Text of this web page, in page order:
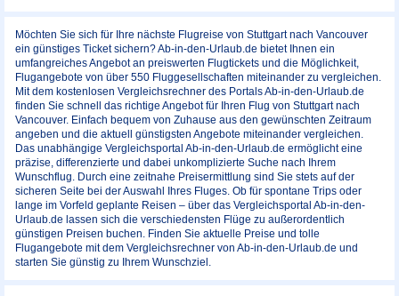
Möchten Sie sich für Ihre nächste Flugreise von Stuttgart nach Vancouver
ein günstiges Ticket sichern? Ab-in-den-Urlaub.de bietet Ihnen ein
umfangreiches Angebot an preiswerten Flugtickets und die Möglichkeit,
Flugangebote von über 550 Fluggesellschaften miteinander zu vergleichen.
Mit dem kostenlosen Vergleichsrechner des Portals Ab-in-den-Urlaub.de
finden Sie schnell das richtige Angebot für Ihren Flug von Stuttgart nach
Vancouver. Einfach bequem von Zuhause aus den gewünschten Zeitraum
angeben und die aktuell günstigsten Angebote miteinander vergleichen.
Das unabhängige Vergleichsportal Ab-in-den-Urlaub.de ermöglicht eine
präzise, differenzierte und dabei unkomplizierte Suche nach Ihrem
Wunschflug. Durch eine zeitnahe Preisermittlung sind Sie stets auf der
sicheren Seite bei der Auswahl Ihres Fluges. Ob für spontane Trips oder
lange im Vorfeld geplante Reisen – über das Vergleichsportal Ab-in-den-
Urlaub.de lassen sich die verschiedensten Flüge zu außerordentlich
günstigen Preisen buchen. Finden Sie aktuelle Preise und tolle
Flugangebote mit dem Vergleichsrechner von Ab-in-den-Urlaub.de und
starten Sie günstig zu Ihrem Wunschziel.